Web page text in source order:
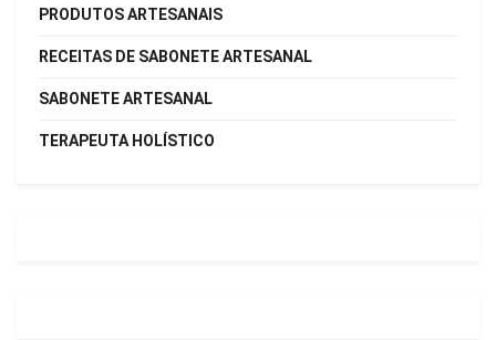
PRODUTOS ARTESANAIS
RECEITAS DE SABONETE ARTESANAL
SABONETE ARTESANAL
TERAPEUTA HOLÍSTICO